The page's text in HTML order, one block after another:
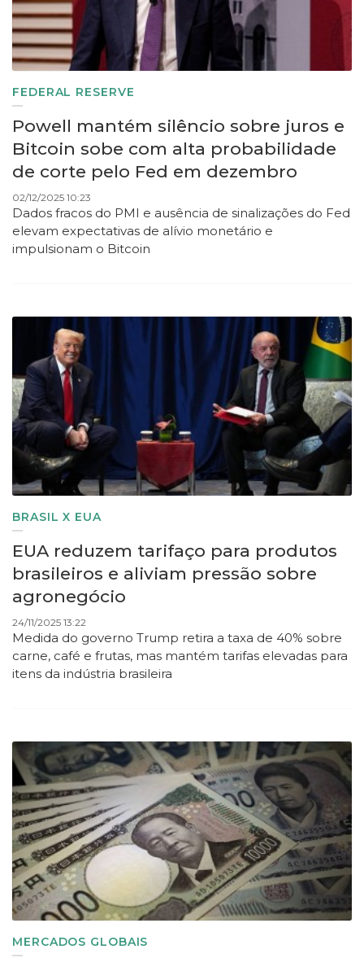
FEDERAL RESERVE
Powell mantém silêncio sobre juros e
Bitcoin sobe com alta probabilidade
de corte pelo Fed em dezembro
02/12/2025 10:23
Dados fracos do PMI e ausência de sinalizações do Fed
elevam expectativas de alívio monetário e
impulsionam o Bitcoin
BRASIL X EUA
EUA reduzem tarifaço para produtos
brasileiros e aliviam pressão sobre
agronegócio
24/11/2025 13:22
Medida do governo Trump retira a taxa de 40% sobre
carne, café e frutas, mas mantém tarifas elevadas para
itens da indústria brasileira
MERCADOS GLOBAIS